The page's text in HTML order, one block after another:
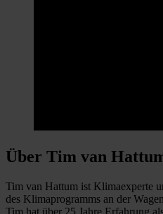
Über Tim van
Tim van Hattum ist Klimaexperte
des Klimaprogramms an der
Tim hat über 25 Jahre Erfahrung